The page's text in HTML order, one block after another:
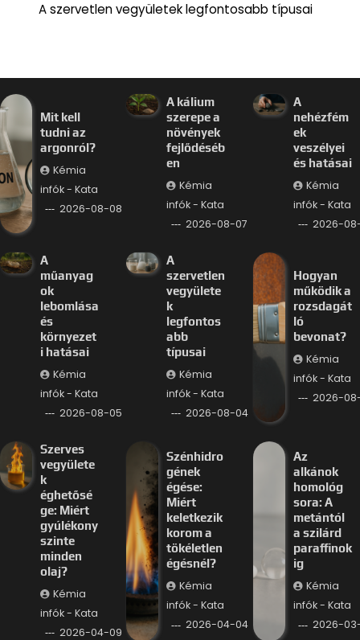
A szervetlen vegyületek legfontosabb típusai
Mit kell
tudni az
argonról?
Kémia
infók - Kata
2026-08-08
A kálium
szerepe a
növények
fejlődéséb
en
Kémia
infók - Kata
2026-08-07
A
nehézfém
ek
veszélyei
és hatásai
Kémia
infók - Kata
2026-
A
műanyag
ok
lebomlása
és
környezet
i hatásai
Kémia
infók - Kata
2026-08-05
A
szervetlen
vegyülete
k
legfontos
abb
típusai
Kémia
infók - Kata
2026-08-04
Hogyan
működik a
rozsdagát
ló
bevonat?
Kémia
infók - Kata
2026-
Szerves
vegyülete
k
éghetősé
ge: Miért
gyúlékony
szinte
minden
olaj?
Kémia
infók - Kata
2026-04-09
Szénhidro
gének
égése:
Miért
keletkezik
korom a
tökéletlen
égésnél?
Kémia
infók - Kata
2026-04-04
Az
alkánok
homológ
sora: A
metántól
a szilárd
paraffinok
ig
Kémia
infók - Kata
2026-